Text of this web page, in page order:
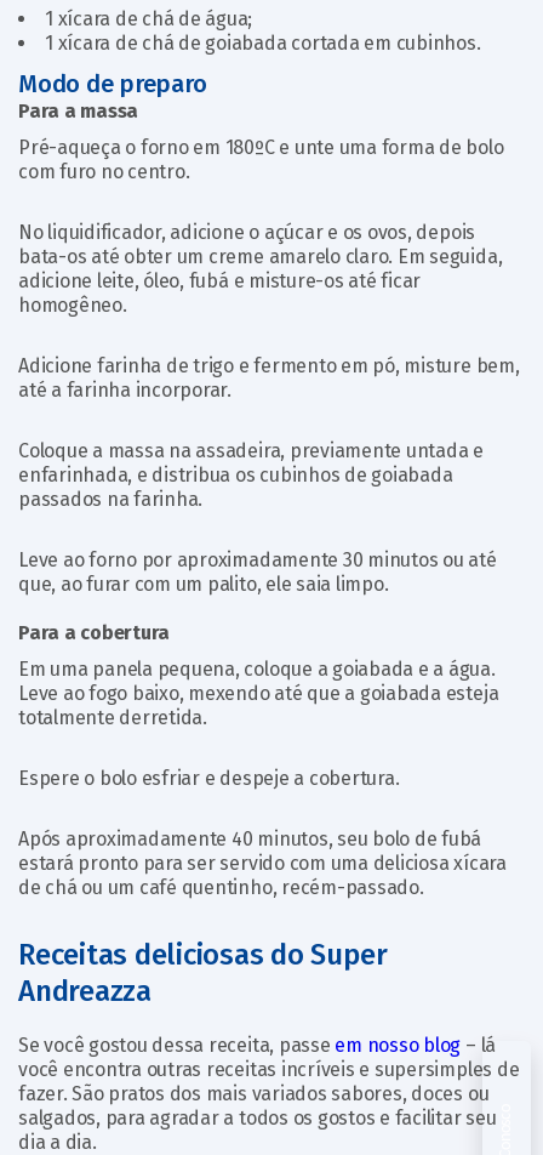
1 xícara de chá de água;
1 xícara de chá de goiabada cortada em cubinhos.
Modo de preparo
Para a massa
Pré-aqueça o forno em 180ºC e unte uma forma de bolo
com furo no centro.
No liquidificador, adicione o açúcar e os ovos, depois
bata-os até obter um creme amarelo claro. Em seguida,
adicione leite, óleo, fubá e misture-os até ficar
homogêneo.
Adicione farinha de trigo e fermento em pó, misture bem,
até a farinha incorporar.
Coloque a massa na assadeira, previamente untada e
enfarinhada, e distribua os cubinhos de goiabada
passados na farinha.
Leve ao forno por aproximadamente 30 minutos ou até
que, ao furar com um palito, ele saia limpo.
Para a cobertura
Em uma panela pequena, coloque a goiabada e a água.
Leve ao fogo baixo, mexendo até que a goiabada esteja
totalmente derretida.
Espere o bolo esfriar e despeje a cobertura.
Após aproximadamente 40 minutos, seu bolo de fubá
estará pronto para ser servido com uma deliciosa xícara
de chá ou um café quentinho, recém-passado.
Receitas deliciosas do Super
Andreazza
Se você gostou dessa receita, passe em nosso blog – lá
você encontra outras receitas incríveis e supersimples de
fazer. São pratos dos mais variados sabores, doces ou
salgados, para agradar a todos os gostos e facilitar seu
dia a dia.